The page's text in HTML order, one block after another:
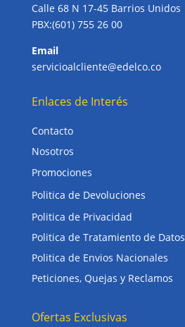
Calle 68 N 17-45 Barrios Unidos
PBX:(601) 755 26 00
Email
servicioalcliente@edelco.co
Enlaces de Interés
Contacto
Nosotros
Promociones
Politica de Devoluciones
Politica de Privacidad
Politica de Tratamiento de Datos
Politica de Envios Nacionales
Peticiones, Quejas y Reclamos
Ofertas Exclusivas